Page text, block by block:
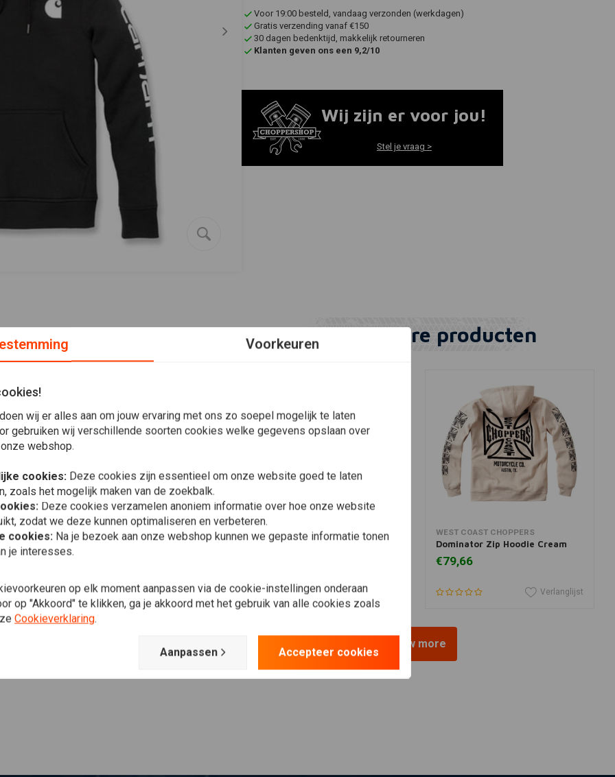
Voor 19:00 besteld, vandaag verzonden (werkdagen)
Gratis verzending vanaf €150
30 dagen bedenktijd, makkelijk retourneren
Klanten geven ons een 9,2/10
Wij zijn er voor jou!
Stel je vraag >
gemaakt van zwaar fleece dat geborsteld is voor extra
en een stijlvol Carhartt logo op de mouw, perfect voor
Plaats ook een review
Vergelijkbare producten
View more
MCU
Trui Cafe Racers United | Khaki
Verlanglijst
View more
WEST COAST CHOPPERS
Dominator Zip Hoodie Cream
€79,66
Verlanglijst
View more
Voorkeuren
wij er alles aan om jouw ervaring met ons zo soepel mogelijk te laten
gebruiken wij verschillende soorten cookies welke gegevens opslaan over
webshop.
cookies: Deze cookies zijn essentieel om onze website goed te laten
zoals het mogelijk maken van de zoekbalk.
Deze cookies verzamelen anoniem informatie over hoe onze website
zodat we deze kunnen optimaliseren en verbeteren.
cookies: Na je bezoek aan onze webshop kunnen we gepaste informatie tonen
je interesses.
op elk moment aanpassen via de cookie-instellingen onderaan
op "Akkoord" te klikken, ga je akkoord met het gebruik van alle cookies zoals
Cookieverklaring.
Aanpassen Accepteer cookies